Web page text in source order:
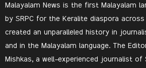
Malayalam News is the first Malayalam
by SRPC for the Keralite diaspora
created an unparalleled history in
and in the Malayalam language. The
Mishkas, a well-experienced journalist of